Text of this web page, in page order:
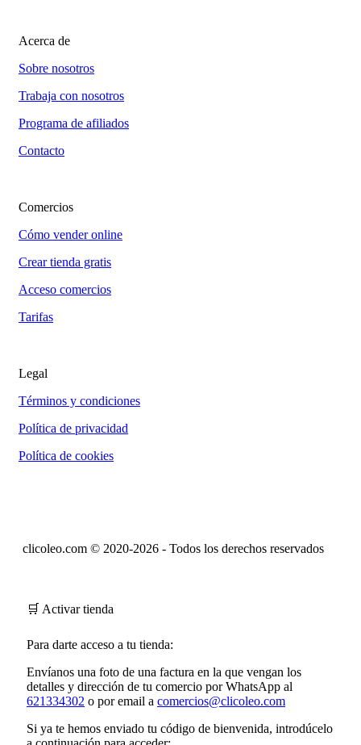
Acerca de
Sobre nosotros
Trabaja con nosotros
Programa de afiliados
Contacto
Comercios
Cómo vender online
Crear tienda gratis
Acceso comercios
Tarifas
Legal
Términos y condiciones
Política de privacidad
Política de cookies
clicoleo.com © 2020-2026 - Todos los derechos reservados
🛒 Activar tienda
Para darte acceso a tu tienda:
Envíanos una foto de una factura en la que vengan los
detalles y dirección de tu comercio por WhatsApp al
621334302 o por email a comercios@clicoleo.com
Si ya te hemos enviado tu código de bienvenida, introdúcelo